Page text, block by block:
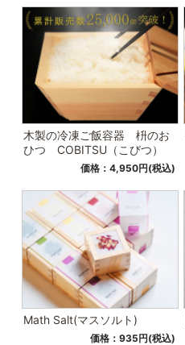
木製の冷凍ご飯容器 枡のお
ひつ COBITSU（こびつ）
価格：4,950円(税込)
Math Salt(マスソルト)
価格：935円(税込)